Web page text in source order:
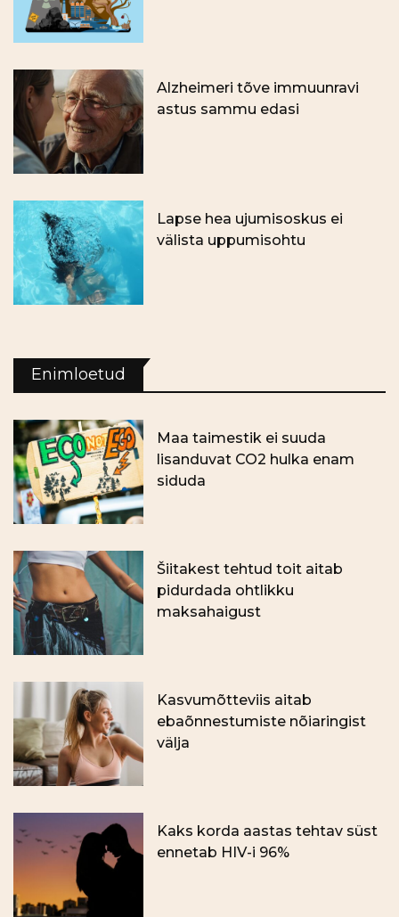
Alzheimeri tõve immuunravi
astus sammu edasi
Lapse hea ujumisoskus ei
välista uppumisohtu
Enimloetud
Maa taimestik ei suuda
lisanduvat CO2 hulka enam
siduda
Šiitakest tehtud toit aitab
pidurdada ohtlikku
maksahaigust
Kasvumõtteviis aitab
ebaõnnestumiste nõiaringist
välja
Kaks korda aastas tehtav süst
ennetab HIV-i 96%